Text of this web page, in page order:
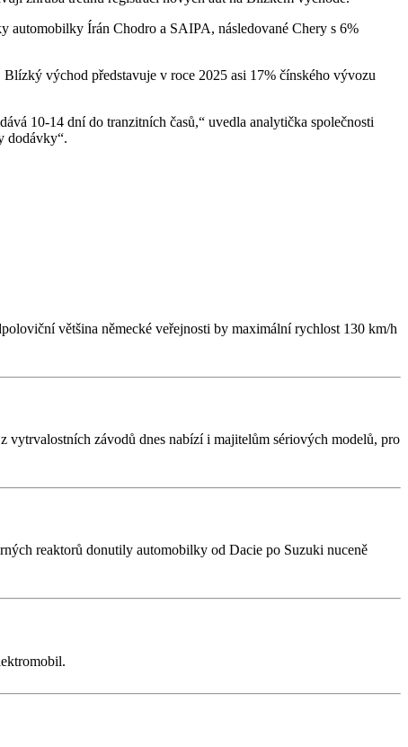
automobilky Írán Chodro a SAIPA, následované Chery s 6%
východ představuje v roce 2025 asi 17% čínského vývozu
10-14 dní do tranzitních časů,“ uvedla analytička společnosti
dodávky“.
většina německé veřejnosti by maximální rychlost 130 km/h
vytrvalostních závodů dnes nabízí i majitelům sériových modelů, pro
reaktorů donutily automobilky od Dacie po Suzuki nuceně